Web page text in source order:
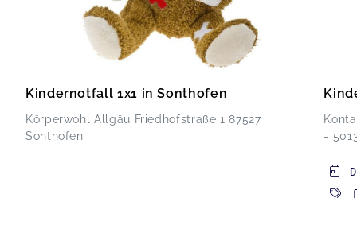
Kindernotfall 1x1 in Sonthofen
Körperwohl Allgäu Friedhofstraße 1 87527
Sonthofen
-